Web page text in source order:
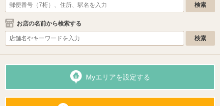
お店の名前から検索する
Myエリアを設定する